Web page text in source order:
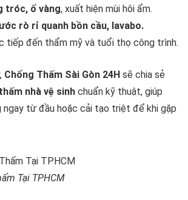
tróc, ố vàng, xuất hiện mùi hôi ẩm.
rò rỉ quanh bồn cầu, lavabo.
tiếp đến thẩm mỹ và tuổi thọ công trình.
Chống Thấm Sài Gòn 24H sẽ chia sẻ
nhà vệ sinh chuẩn kỹ thuật, giúp
ngay từ đầu hoặc cải tạo triệt để khi gặp
Tại TPHCM